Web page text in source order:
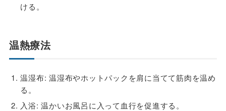
ける。
温熱療法
温湿布: 温湿布やホットパックを肩に当てて筋肉を温め
る。
入浴: 温かいお風呂に入って血行を促進する。